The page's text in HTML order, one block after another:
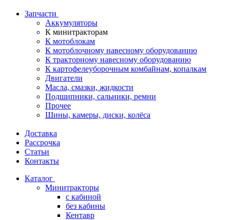
Запчасти
Аккумуляторы
К минитракторам
К мотоблокам
К мотоблочному навесному оборудованию
К тракторному навесному оборудованию
К картофелеуборочным комбайнам, копалкам
Двигатели
Масла, смазки, жидкости
Подшипники, сальники, ремни
Прочее
Шины, камеры, диски, колёса
Доставка
Рассрочка
Статьи
Контакты
Каталог
Минитракторы
c кабиной
без кабины
Кентавр